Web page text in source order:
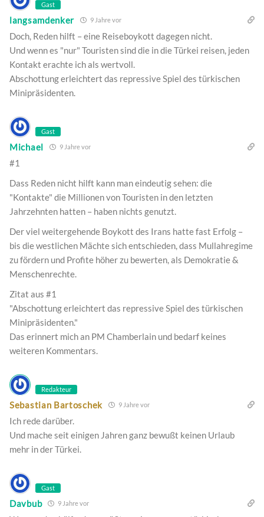
Gast
langsamdenker 9 Jahre vor
Doch, Reden hilft – eine Reiseboykott dagegen nicht.
Und wenn es "nur" Touristen sind die in die Türkei reisen, jeden
Kontakt erachte ich als wertvoll.
Abschottung erleichtert das repressive Spiel des türkischen
Minipräsidenten.
Gast
Michael 9 Jahre vor
#1
Dass Reden nicht hilft kann man eindeutig sehen: die
"Kontakte" die Millionen von Touristen in den letzten
Jahrzehnten hatten – haben nichts genutzt.
Der viel weitergehende Boykott des Irans hatte fast Erfolg –
bis die westlichen Mächte sich entschieden, dass Mullahregime
zu fördern und Profite höher zu bewerten, als Demokratie &
Menschenrechte.
Zitat aus #1
"Abschottung erleichtert das repressive Spiel des türkischen
Minipräsidenten."
Das erinnert mich an PM Chamberlain und bedarf keines
weiteren Kommentars.
Redakteur
Sebastian Bartoschek 9 Jahre vor
Ich rede darüber.
Und mache seit einigen Jahren ganz bewußt keinen Urlaub
mehr in der Türkei.
Gast
Davbub 9 Jahre vor